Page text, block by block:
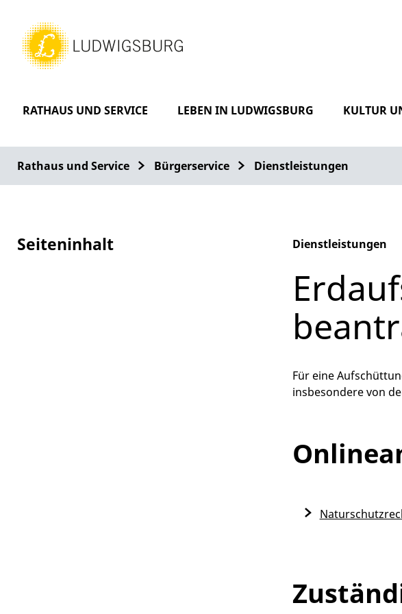
RATHAUS UND SERVICE LEBEN IN LUDWIGSBURG KULTUR
Rathaus und Service Bürgerservice Dienstleistungen
Seiteninhalt
Dienstleistungen
Für eine
insbesondere von